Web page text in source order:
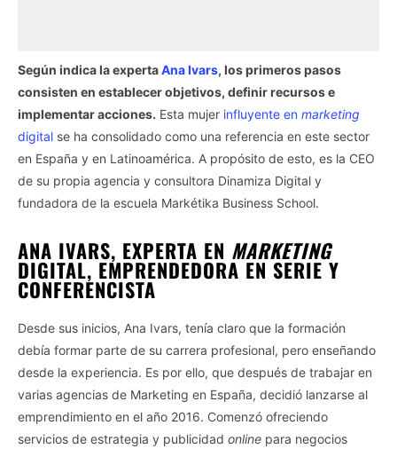
Según indica la expertaAna Ivars, los primeros pasos
consisten en establecer objetivos, definir recursos e
implementar acciones. Esta mujer influyente en marketing
digital se ha consolidado como una referencia en este sector
en España y en Latinoamérica. A propósito de esto, es la CEO
de su propia agencia y consultora Dinamiza Digital y
fundadora de la escuela Markétika Business School.
ANA IVARS, EXPERTA EN MARKETING
DIGITAL, EMPRENDEDORA EN SERIE Y
CONFERENCISTA
Desde sus inicios, Ana Ivars, tenía claro que la formación
debía formar parte de su carrera profesional, pero enseñando
desde la experiencia. Es por ello, que después de trabajar en
varias agencias de Marketing en España, decidió lanzarse al
emprendimiento en el año 2016. Comenzó ofreciendo
servicios de estrategia y publicidad online para negocios